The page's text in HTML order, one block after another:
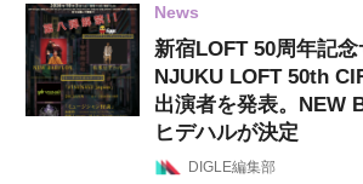
News
新宿LOFT 50周年記
NJUKU LOFT 50th
出演者を発表。NEW
ヒデハルが決定
DIGLE編集部